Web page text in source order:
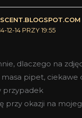
12-14 PRZY 19:55
dlaczego na
pipet, ciekawe
przypadek
przy okazji na